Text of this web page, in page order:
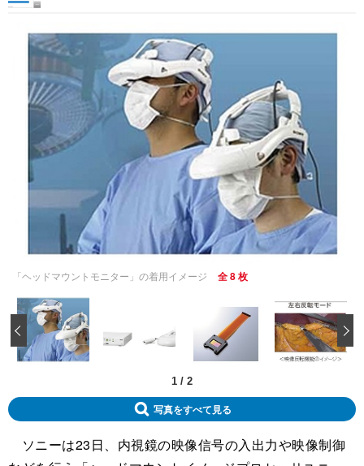
「ヘッドマウントモニター」の着用イメージ 全 8 枚
1 / 2
‹
写真をすべて見る
ソニーは23日、内視鏡の映像信号の入出力や映像制御